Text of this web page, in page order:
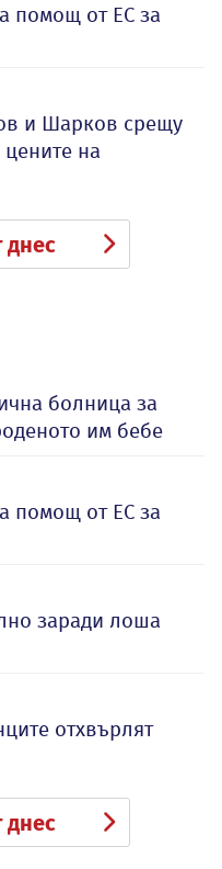
помощ от ЕС за
и Шарков срещу
на
днес
болница за
им бебе
помощ от ЕС за
заради лоша
отхвърлят
днес